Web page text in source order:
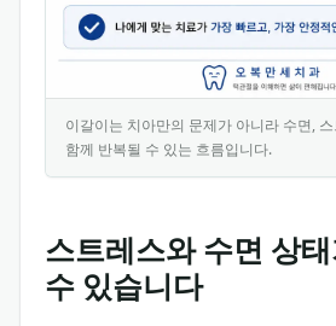
이갈이는 치아만의 문제가 아니라 수면,
함께 반복될 수 있는 흐름입니다.
스트레스와 수면 상
수 있습니다